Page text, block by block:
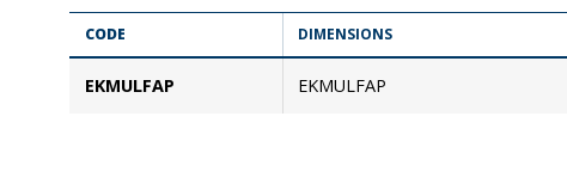
CODE DIMENSIONS
EKMULFAP EKMULFAP